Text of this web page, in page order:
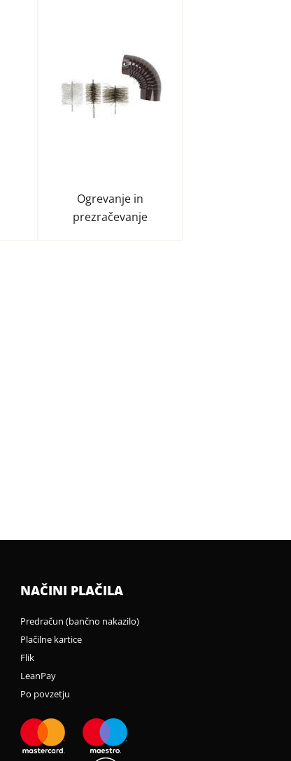
Ogrevanje in
prezračevanje
NAČINI PLAČILA
Predračun (bančno nakazilo)
Plačilne kartice
Flik
LeanPay
Po povzetju